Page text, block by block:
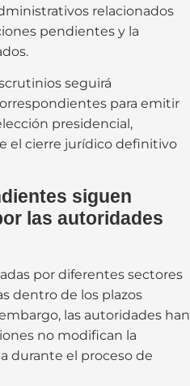
relacionados
pendientes y la
seguirá
para emitir
presidencial,
el cierre jurídico definitivo
siguen
las autoridades
por diferentes sectores
dentro de los plazos
las autoridades han
no modifican la
durante el proceso de